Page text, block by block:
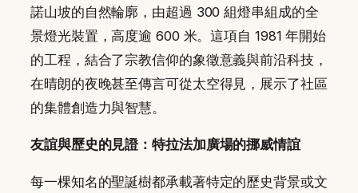
諾山坡的自然輪廓，由超過 300 組燈串組成的全
景燈光裝置，高度逾 600 米。這項自 1981 年開始
的工程，結合了宗教信仰的象徵意義與前沿科技，
在晴朗的夜晚甚至傳言可從太空得見，展示了社區
的集體創造力與智慧。
友誼與歷史的見證：特拉法加廣場的挪威情誼
每一棵知名的聖誕樹都承載著特定的歷史背景或文